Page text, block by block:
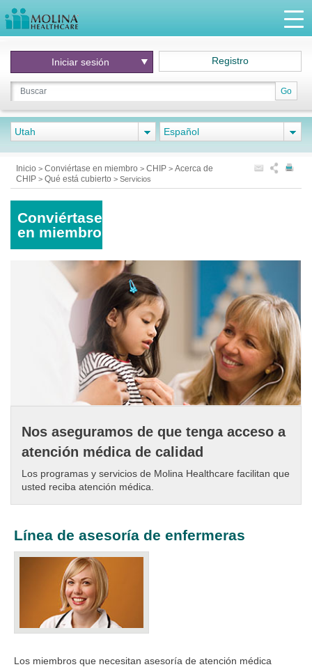
Go
Iniciar sesión Registro
Utah Español
Inicio > Conviértase en miembro > CHIP > Acerca de
CHIP > Qué está cubierto > Servicios
Conviértase
en miembro
Nos aseguramos de que tenga acceso a
atención médica de calidad
Los programas y servicios de Molina Healthcare facilitan que
usted reciba atención médica.
Línea de asesoría de enfermeras
Los miembros que necesitan asesoría de atención médica